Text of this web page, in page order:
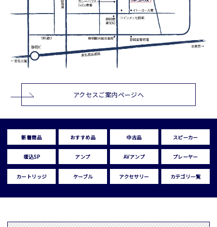
アクセスご案内ページへ
新着商品 おすすめ品 中古品 スピーカー
埋込SP アンプ AVアンプ プレーヤー
カートリッジ ケーブル アクセサリー カテゴリ一覧